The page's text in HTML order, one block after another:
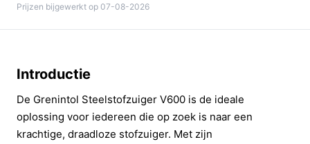
Prijzen bijgewerkt op 07-08-2026
Introductie
De Grenintol Steelstofzuiger V600 is de ideale
oplossing voor iedereen die op zoek is naar een
krachtige, draadloze stofzuiger. Met zijn